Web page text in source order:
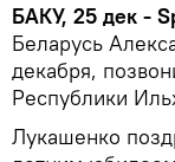
БАКУ, 25 дек -
Беларусь
декабря,
Республики
Лукашенко